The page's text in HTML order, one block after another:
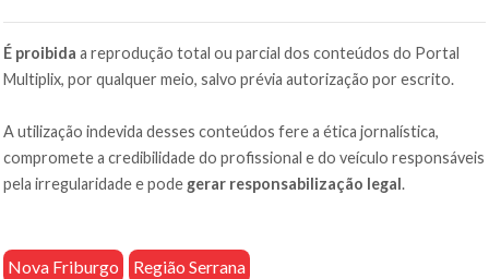
É proibida a reprodução total ou parcial dos conteúdos do Portal
Multiplix, por qualquer meio, salvo prévia autorização por escrito.
A utilização indevida desses conteúdos fere a ética jornalística,
compromete a credibilidade do profissional e do veículo responsáveis
pela irregularidade e pode gerar responsabilização legal.
Nova Friburgo Região Serrana